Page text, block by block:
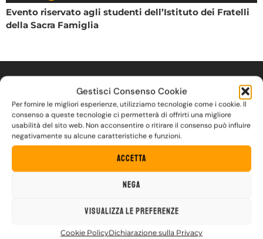
Gestisci Consenso Cookie
Per fornire le migliori esperienze, utilizziamo tecnologie come i cookie. Il
consenso a queste tecnologie ci permetterà di offrirti una migliore
usabilità del sito web. Non acconsentire o ritirare il consenso può influire
negativamente su alcune caratteristiche e funzioni.
Accetta
Nega
Visualizza le preferenze
Cookie PolicyDichiarazione sulla Privacy
Evento riservato agli studenti dell’Istituto dei Fratelli
della Sacra Famiglia